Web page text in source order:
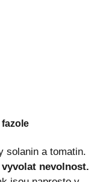
fazole
solanin a tomatin.
nevolnost.